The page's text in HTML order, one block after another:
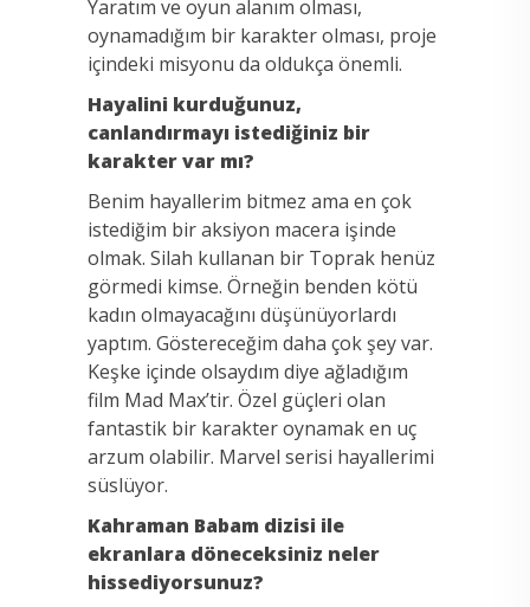
Yaratım ve oyun alanım olması,
oynamadığım bir karakter olması, proje
içindeki misyonu da oldukça önemli.
Hayalini kurduğunuz,
canlandırmayı istediğiniz bir
karakter var mı?
Benim hayallerim bitmez ama en çok
istediğim bir aksiyon macera işinde
olmak. Silah kullanan bir Toprak henüz
görmedi kimse. Örneğin benden kötü
kadın olmayacağını düşünüyorlardı
yaptım. Göstereceğim daha çok şey var.
Keşke içinde olsaydım diye ağladığım
film Mad Max’tir. Özel güçleri olan
fantastik bir karakter oynamak en uç
arzum olabilir. Marvel serisi hayallerimi
süslüyor.
Kahraman Babam dizisi ile
ekranlara döneceksiniz neler
hissediyorsunuz?